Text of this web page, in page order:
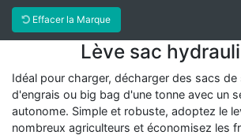
Effacer la Marque
Lève sac
Idéal pour charger, décharger des sacs de
d'engrais ou big bag d'une tonne avec un
autonome. Simple et robuste, adoptez le
nombreux agriculteurs et économisez les